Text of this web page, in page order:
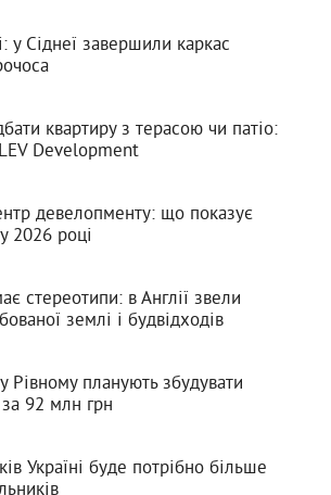
у Сіднеї завершили каркас
квартиру з терасою чи патіо:
Development
девелопменту: що показує
2026 році
стереотипи: в Англії звели
землі і будвідходів
Рівному планують збудувати
92 млн грн
Україні буде потрібно більше